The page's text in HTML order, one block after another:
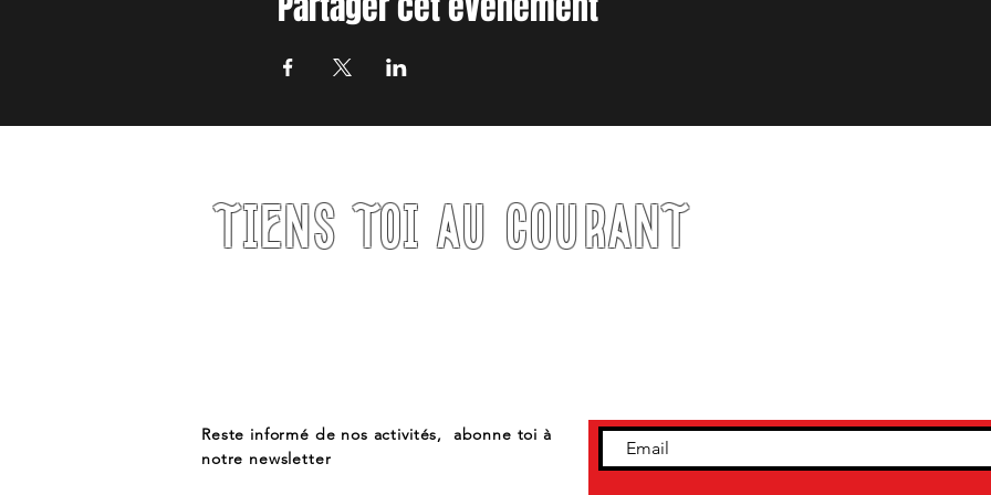
TIENS TOI AU COURANT
Reste informé de nos activités, abonne toi à
notre newsletter